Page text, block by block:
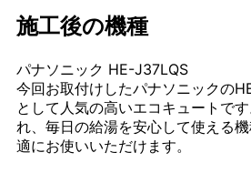
施工後の機種
パナソニック HE-J37LQS
今回お取付けしたパナソニックの
として人気の高いエコキュートで
れ、毎日の給湯を安心して使える
適にお使いいただけます。